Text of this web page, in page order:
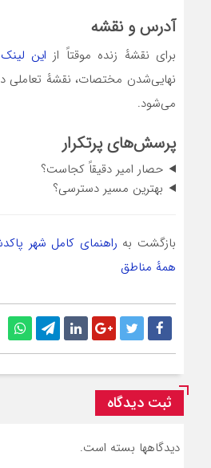
آدرس و نقشه
برای نقشهٔ زنده موقتاً از این لینک
نهایی‌شدن مختصات، نقشهٔ
می‌شود.
پرسش‌های پرتکرار
حصار امیر دقیقاً کجاست؟
بهترین مسیر دسترسی؟
بازگشت به راهنمای کامل شهر
همهٔ مناطق
ثبت دیدگاه
دیدگاهها بسته است.